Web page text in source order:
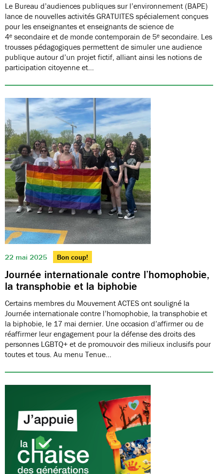
Le Bureau d’audiences publiques sur l’environnement (BAPE)
lance de nouvelles activités GRATUITES spécialement conçues
pour les enseignantes et enseignants de science de
4ᵉ secondaire et de monde contemporain de 5ᵉ secondaire. Les
trousses pédagogiques permettent de simuler une audience
publique autour d’un projet fictif, alliant ainsi les notions de
participation citoyenne et…
22 mai 2025 Bon coup!
Journée internationale contre l’homophobie,
la transphobie et la biphobie
Certains membres du Mouvement ACTES ont souligné la
Journée internationale contre l’homophobie, la transphobie et
la biphobie, le 17 mai dernier. Une occasion d’affirmer ou de
réaffirmer leur engagement pour la défense des droits des
personnes LGBTQ+ et de promouvoir des milieux inclusifs pour
toutes et tous. Au menu Tenue…